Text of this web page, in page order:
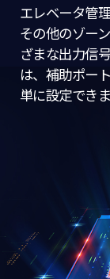
エレベータ管
その他のゾー
ざまな出力信
は、補助ポー
単に設定できま